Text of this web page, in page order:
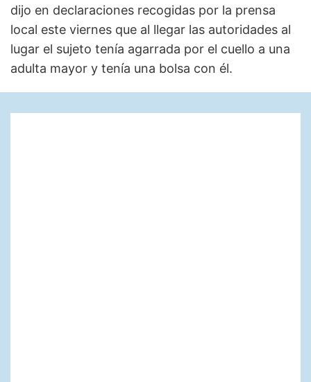
dijo en declaraciones recogidas por la prensa
local este viernes que al llegar las autoridades al
lugar el sujeto tenía agarrada por el cuello a una
adulta mayor y tenía una bolsa con él.